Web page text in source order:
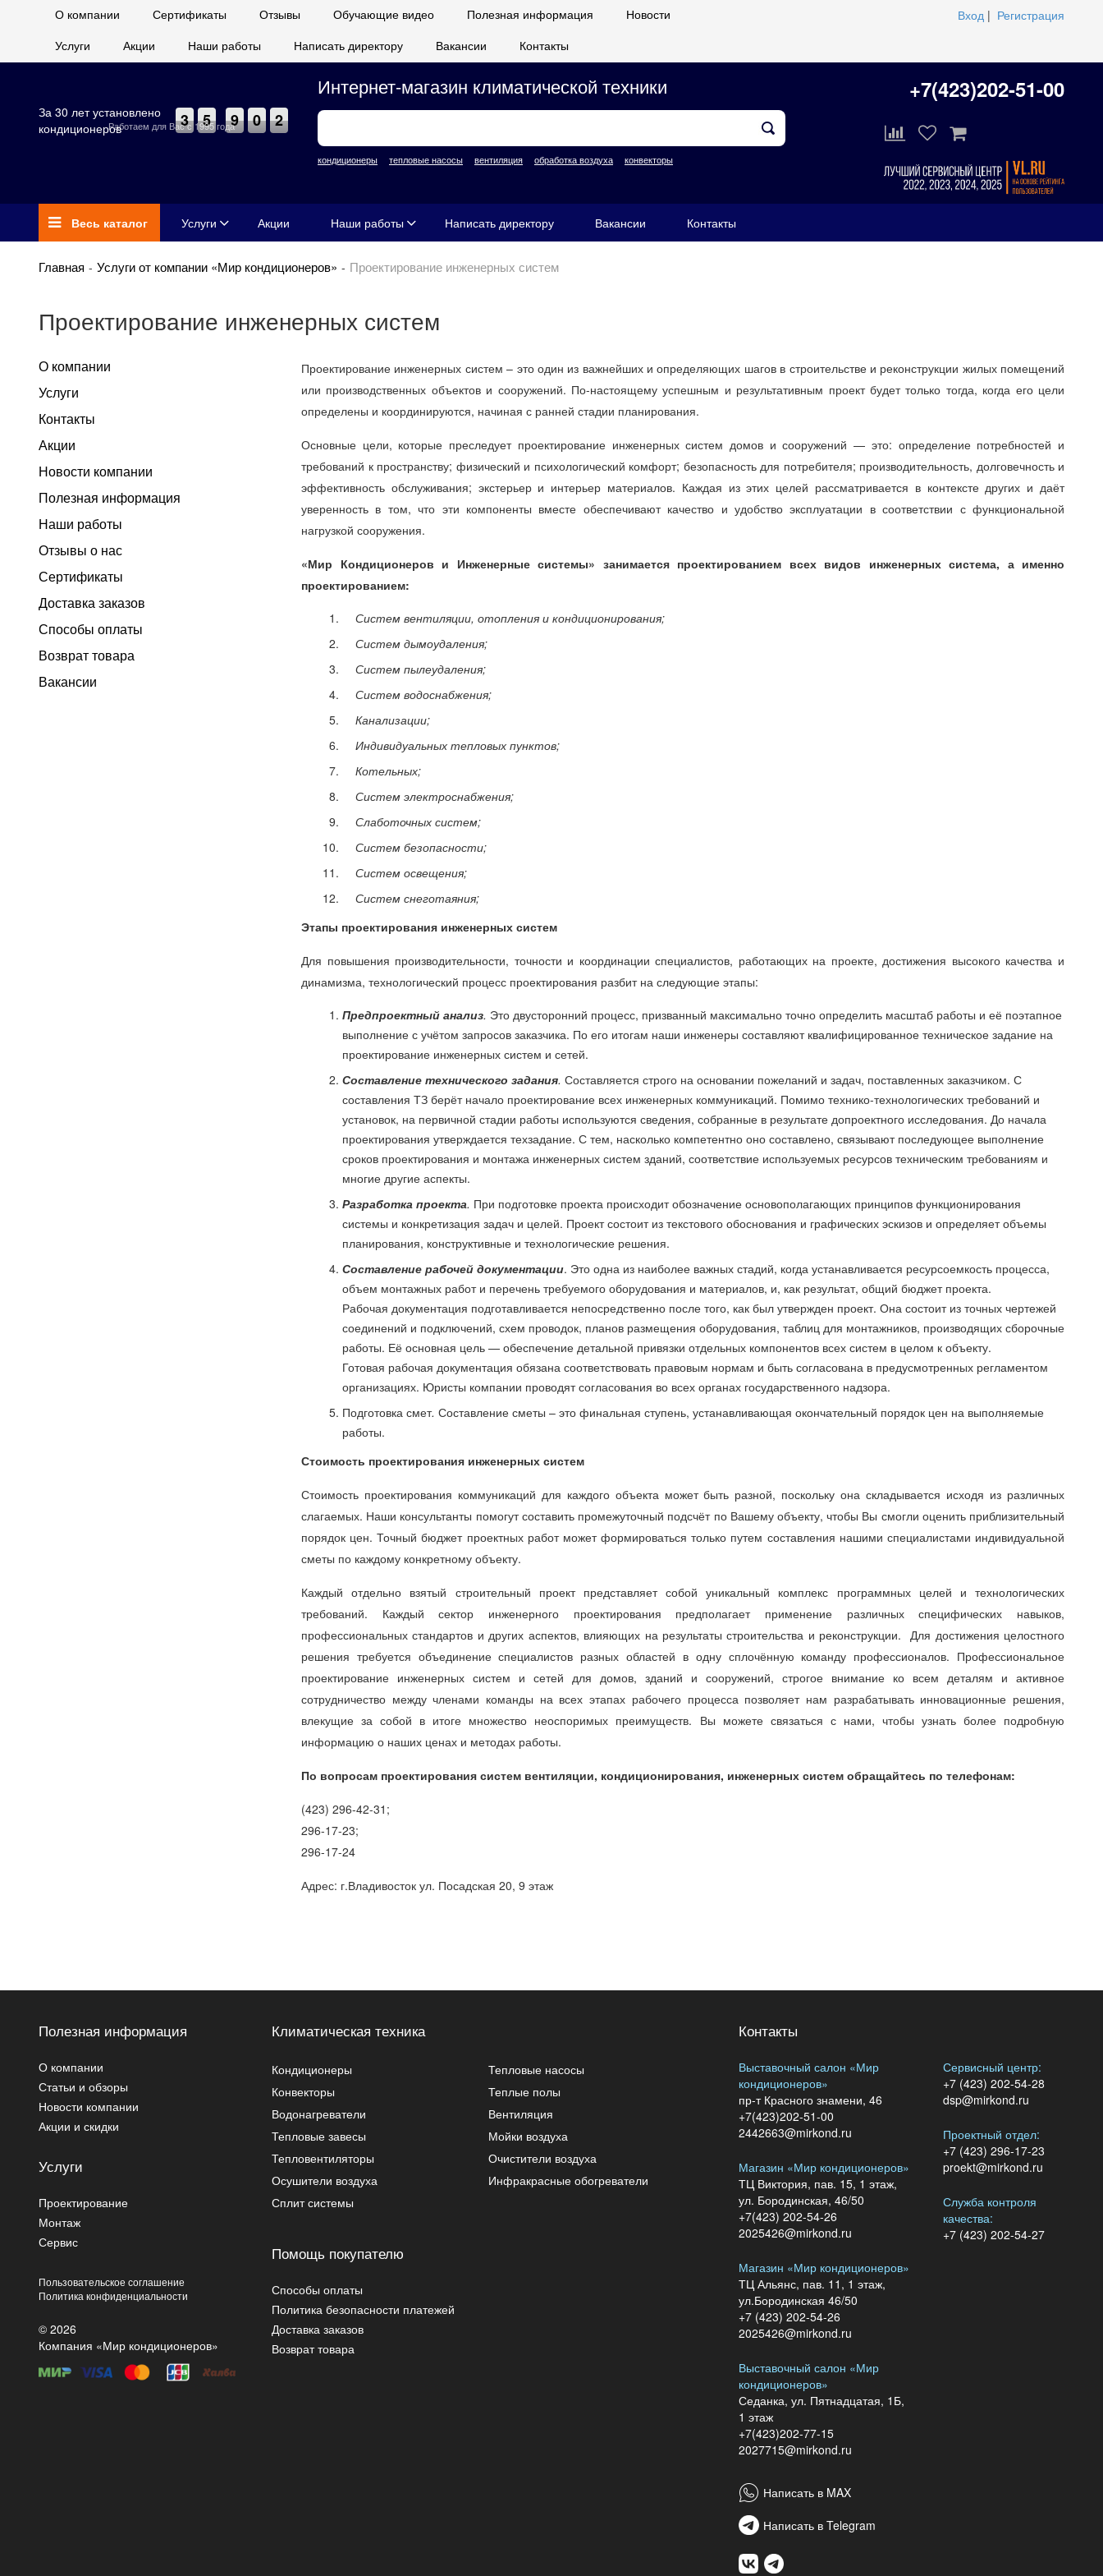
О компании Сертификаты Отзывы Обучающие видео Полезная информация
Новости
Услуги
Акции Наши работы Написать директору Вакансии Контакты
Вход | Регистрация
Работаем для Вас с 1995 года
За 30 лет установлено
кондиционеров
3 5 9 0 2
Интернет-магазин климатической техники
кондиционеры тепловые насосы вентиляция обработка воздуха конвекторы
+7(423)202-51-00
Весь каталог Услуги Акции Наши работы Написать директору Вакансии Контакты
Главная Услуги от компании «Мир кондиционеров» Проектирование инженерных систем
Проектирование инженерных систем
Проектирование инженерных систем – это один из важнейших и определяющих шагов в строительстве и реконструкции жилых помещений
или производственных объектов и сооружений. По-настоящему успешным и результативным проект будет только тогда, когда его цели
определены и координируются, начиная с ранней стадии планирования.
Основные цели, которые преследует проектирование инженерных систем домов и сооружений — это: определение потребностей и
требований к пространству; физический и психологический комфорт; безопасность для потребителя; производительность, долговечность и
эффективность обслуживания; экстерьер и интерьер материалов. Каждая из этих целей рассматривается в контексте других и даёт
уверенность в том, что эти компоненты вместе обеспечивают качество и удобство эксплуатации в соответствии с функциональной
нагрузкой сооружения.
«Мир Кондиционеров и Инженерные системы» занимается проектированием всех видов инженерных система, а именно
проектированием:
Систем вентиляции, отопления и кондиционирования;
Систем дымоудаления;
Систем пылеудаления;
Систем водоснабжения;
Канализации;
Индивидуальных тепловых пунктов;
Котельных;
Систем электроснабжения;
Слаботочных систем;
Систем безопасности;
Систем освещения;
Систем снеготаяния;
Этапы проектирования инженерных систем
Для повышения производительности, точности и координации специалистов, работающих на проекте, достижения высокого качества и
динамизма, технологический процесс проектирования разбит на следующие этапы:
Предпроектный анализ. Это двусторонний процесс, призванный максимально точно определить масштаб работы и её поэтапное
выполнение с учётом запросов заказчика. По его итогам наши инженеры составляют квалифицированное техническое задание на
проектирование инженерных систем и сетей.
Составление технического задания. Составляется строго на основании пожеланий и задач, поставленных заказчиком. С
составления ТЗ берёт начало проектирование всех инженерных коммуникаций. Помимо технико-технологических требований и
установок, на первичной стадии работы используются сведения, собранные в результате допроектного исследования. До начала
проектирования утверждается техзадание. С тем, насколько компетентно оно составлено, связывают последующее выполнение
сроков проектирования и монтажа инженерных систем зданий, соответствие используемых ресурсов техническим требованиям и
многие другие аспекты.
Разработка проекта. При подготовке проекта происходит обозначение основополагающих принципов функционирования
системы и конкретизация задач и целей. Проект состоит из текстового обоснования и графических эскизов и определяет объемы
планирования, конструктивные и технологические решения.
Составление рабочей документации. Это одна из наиболее важных стадий, когда устанавливается ресурсоемкость процесса,
объем монтажных работ и перечень требуемого оборудования и материалов, и, как результат, общий бюджет проекта.
Рабочая документация подготавливается непосредственно после того, как был утвержден проект. Она состоит из точных чертежей
соединений и подключений, схем проводок, планов размещения оборудования, таблиц для монтажников, производящих сборочные
работы. Её основная цель — обеспечение детальной привязки отдельных компонентов всех систем в целом к объекту.
Готовая рабочая документация обязана соответствовать правовым нормам и быть согласована в предусмотренных регламентом
организациях. Юристы компании проводят согласования во всех органах государственного надзора.
Подготовка смет. Составление сметы – это финальная ступень, устанавливающая окончательный порядок цен на выполняемые
работы.
Стоимость проектирования инженерных систем
Стоимость проектирования коммуникаций для каждого объекта может быть разной, поскольку она складывается исходя из различных
слагаемых. Наши консультанты помогут составить промежуточный подсчёт по Вашему объекту, чтобы Вы смогли оценить приблизительный
порядок цен. Точный бюджет проектных работ может формироваться только путем составления нашими специалистами индивидуальной
сметы по каждому конкретному объекту.
Каждый отдельно взятый строительный проект представляет собой уникальный комплекс программных целей и технологических
требований. Каждый сектор инженерного проектирования предполагает применение различных специфических навыков,
профессиональных стандартов и других аспектов, влияющих на результаты строительства и реконструкции. Для достижения целостного
решения требуется объединение специалистов разных областей в одну сплочённую команду профессионалов. Профессиональное
проектирование инженерных систем и сетей для домов, зданий и сооружений, строгое внимание ко всем деталям и активное
сотрудничество между членами команды на всех этапах рабочего процесса позволяет нам разрабатывать инновационные решения,
влекущие за собой в итоге множество неоспоримых преимуществ. Вы можете связаться с нами, чтобы узнать более подробную
информацию о наших ценах и методах работы.
По вопросам проектирования систем вентиляции, кондиционирования, инженерных систем обращайтесь по телефонам:
(423) 296-42-31;
296-17-23;
296-17-24
Адрес: г.Владивосток ул. Посадская 20, 9 этаж
О компании
Услуги
Контакты
Акции
Новости компании
Полезная информация
Наши работы
Отзывы о нас
Сертификаты
Доставка заказов
Способы оплаты
Возврат товара
Вакансии
Полезная информация
О компании
Статьи и обзоры
Новости компании
Акции и скидки
Услуги
Проектирование
Монтаж
Сервис
Климатическая техника
Кондиционеры
Тепловые насосы
Конвекторы
Теплые полы
Водонагреватели
Вентиляция
Тепловые завесы
Мойки воздуха
Тепловентиляторы
Очистители воздуха
Осушители воздуха
Инфракрасные обогреватели
Сплит системы
Пользовательское соглашение
Политика конфиденциальности
© 2026
Компания «Мир кондиционеров»
Помощь покупателю
Способы оплаты
Политика безопасности платежей
Доставка заказов
Возврат товара
Контакты
Выставочный салон «Мир
кондиционеров»
пр-т Красного знамени, 46
+7(423)202-51-00
2442663@mirkond.ru
Магазин «Мир кондиционеров»
ТЦ Виктория, пав. 15, 1 этаж,
ул. Бородинская, 46/50
+7(423) 202-54-26
2025426@mirkond.ru
Магазин «Мир кондиционеров»
ТЦ Альянс, пав. 11, 1 этаж,
ул.Бородинская 46/50
+7 (423) 202-54-26
2025426@mirkond.ru
Выставочный салон «Мир
кондиционеров»
Седанка, ул. Пятнадцатая, 1Б,
1 этаж
+7(423)202-77-15
2027715@mirkond.ru
Сервисный центр:
+7 (423) 202-54-28
dsp@mirkond.ru
Проектный отдел:
+7 (423) 296-17-23
proekt@mirkond.ru
Служба контроля
качества:
+7 (423) 202-54-27
Написать в MAX
Написать в Telegram